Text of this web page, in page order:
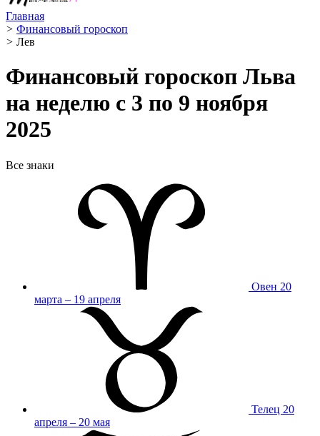
Главная
> Финансовый гороскоп
> Лев ️
Финансовый гороскоп Льва
на неделю с 3 по 9 ноября
2025
Все знаки
Овен 20
марта – 19 апреля
Телец 20
апреля – 20 мая